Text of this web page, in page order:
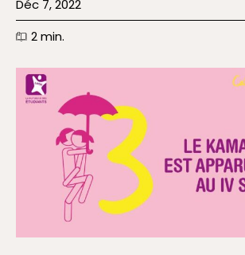
Déc 7, 2022
2min.